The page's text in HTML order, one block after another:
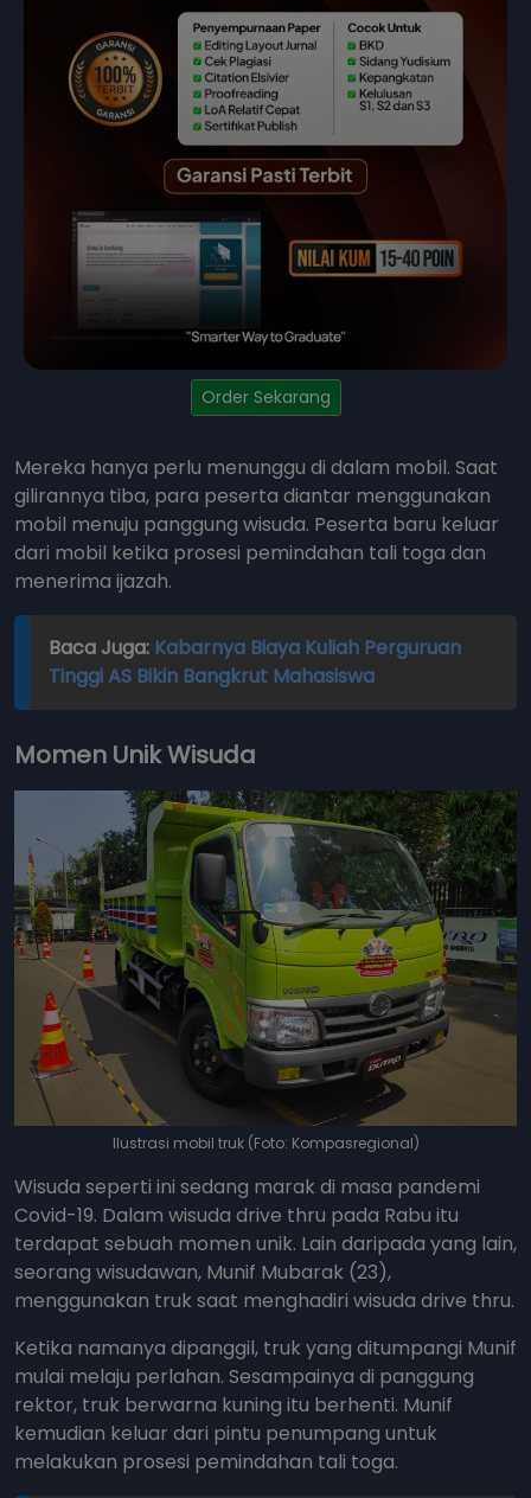
Order Sekarang
Mereka hanya perlu menunggu di dalam mobil. Saat
gilirannya tiba, para peserta diantar menggunakan
mobil menuju panggung wisuda. Peserta baru keluar
dari mobil ketika prosesi pemindahan tali toga dan
menerima ijazah.
Baca Juga: Kabarnya Biaya Kuliah Perguruan
Tinggi AS Bikin Bangkrut Mahasiswa
Momen Unik Wisuda
Ilustrasi mobil truk (Foto: Kompasregional)
Wisuda seperti ini sedang marak di masa pandemi
Covid-19. Dalam wisuda drive thru pada Rabu itu
terdapat sebuah momen unik. Lain daripada yang lain,
seorang wisudawan, Munif Mubarak (23),
menggunakan truk saat menghadiri wisuda drive thru.
Ketika namanya dipanggil, truk yang ditumpangi Munif
mulai melaju perlahan. Sesampainya di panggung
rektor, truk berwarna kuning itu berhenti. Munif
kemudian keluar dari pintu penumpang untuk
melakukan prosesi pemindahan tali toga.